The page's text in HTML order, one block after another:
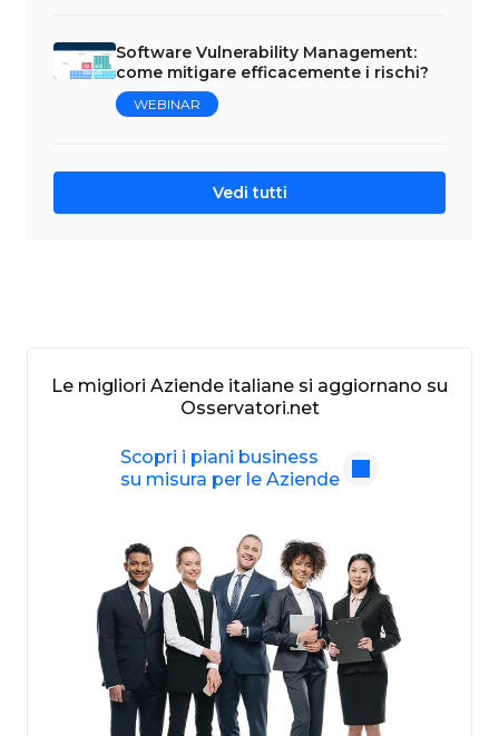
Software Vulnerability Management:
come mitigare efficacemente i rischi?
WEBINAR
Vedi tutti
Le migliori Aziende italiane si aggiornano su
Osservatori.net
Scopri i piani business
su misura per le Aziende